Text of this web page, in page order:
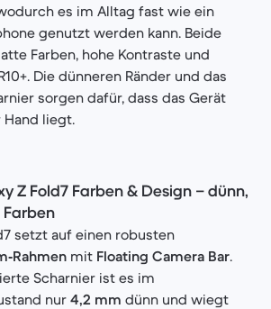
es im Alltag fast wie ein
genutzt werden kann. Beide
Farben, hohe Kontraste und
Die dünneren Ränder und das
sorgen dafür, dass das Gerät
liegt.
Z Fold7 Farben & Design – dünn,
setzt auf einen robusten
mit Floating Camera Bar.
Scharnier ist es im
nur4,2 mm dünn und wiegt